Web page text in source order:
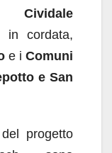
Cividale
in cordata,
e i Comuni
e San
progetto